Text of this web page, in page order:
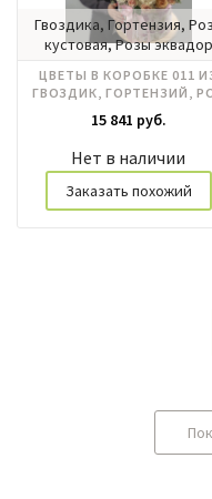
Гвоздика, Гортензия,
кустовая, Розы эквадор
ЦВЕТЫ В КОРОБКЕ 011
ГВОЗДИК, ГОРТЕНЗИЙ,
15 841 руб.
Нет в наличии
Заказать похожий